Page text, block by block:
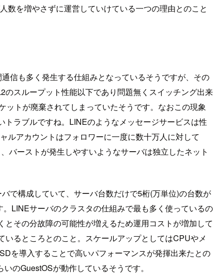
数を増やさずに運営していけている一つの理由とのこと
信も多く発生する仕組みとなっているそうですが、その
スループット性能以下であり問題無くスイッチング出来
トが廃棄されてしまっていたそうです。なおこの現象
ラブルですね。LINEのようなメッセージサービスは性
ルアカウントはフォロワーに一度に数十万人に対して
バーストが発生しやすいようなサーバは独立したネット
で構成していて、サーバ台数だけで5桁(万単位)の台数が
LINEサーバのクラスタの仕組みで最も多く使っているの
その分故障の可能性が増えるため運用コストが増加して
るところとのこと。スケールアップとしてはCPUやメ
を導入することで高いパフォーマンスが発揮出来たとの
のGuestOSが動作しているそうです。